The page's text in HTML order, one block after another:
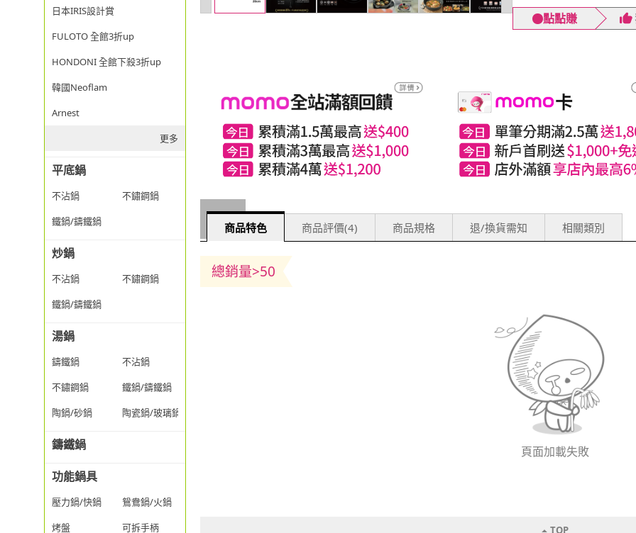
日本IRIS設計賞
FULOTO 全館3折up
HONDONI 全館下殺3折up
韓國Neoflam
Arnest
更多
平底鍋
不沾鍋
不鏽鋼鍋
鐵鍋/鑄鐵鍋
炒鍋
不沾鍋
不鏽鋼鍋
鐵鍋/鑄鐵鍋
湯鍋
鑄鐵鍋
不沾鍋
不鏽鋼鍋
鐵鍋/鑄鐵鍋
陶鍋/砂鍋
陶瓷鍋/玻璃鍋/透明鍋
鑄鐵鍋
功能鍋具
壓力鍋/快鍋
鴛鴦鍋/火鍋
烤盤
可拆手柄
點點賺
商品特色 商品評價(4) 商品規格 退/換貨需知 相關類別
總銷量>50
頁面加載失敗
TOP